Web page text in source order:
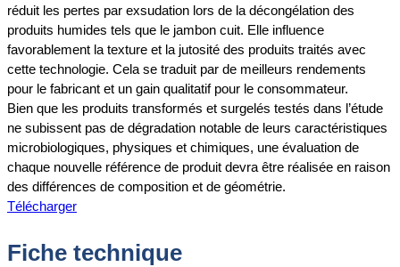
réduit les pertes par exsudation lors de la décongélation des
produits humides tels que le jambon cuit. Elle influence
favorablement la texture et la jutosité des produits traités avec
cette technologie. Cela se traduit par de meilleurs rendements
pour le fabricant et un gain qualitatif pour le consommateur.
Bien que les produits transformés et surgelés testés dans l’étude
ne subissent pas de dégradation notable de leurs caractéristiques
microbiologiques, physiques et chimiques, une évaluation de
chaque nouvelle référence de produit devra être réalisée en raison
des différences de composition et de géométrie.
Télécharger
Fiche technique